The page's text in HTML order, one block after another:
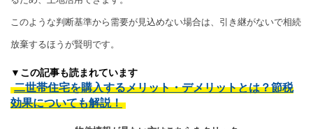
このような判断基準から需要が見込めない場合は、引き継がないで相続
放棄するほうが賢明です。
▼この記事も読まれています
二世帯住宅を購入するメリット・デメリットとは？節税
効果についても解説！